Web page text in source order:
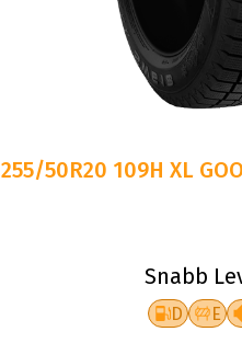
255/50R20 109H XL
Snabb
D E